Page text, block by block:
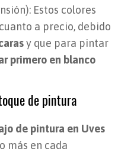
Estos colores
a precio, debido
y que para pintar
primero en blanco
de pintura
de pintura en Uves
más en cada